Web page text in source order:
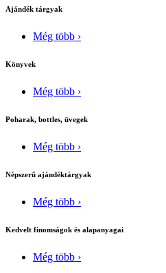
Ajándék tárgyak
Még több ›
Könyvek
Még több ›
Poharak, bottles, üvegek
Még több ›
Népszerű ajándéktárgyak
Még több ›
Kedvelt finomságok és alapanyagai
Még több ›